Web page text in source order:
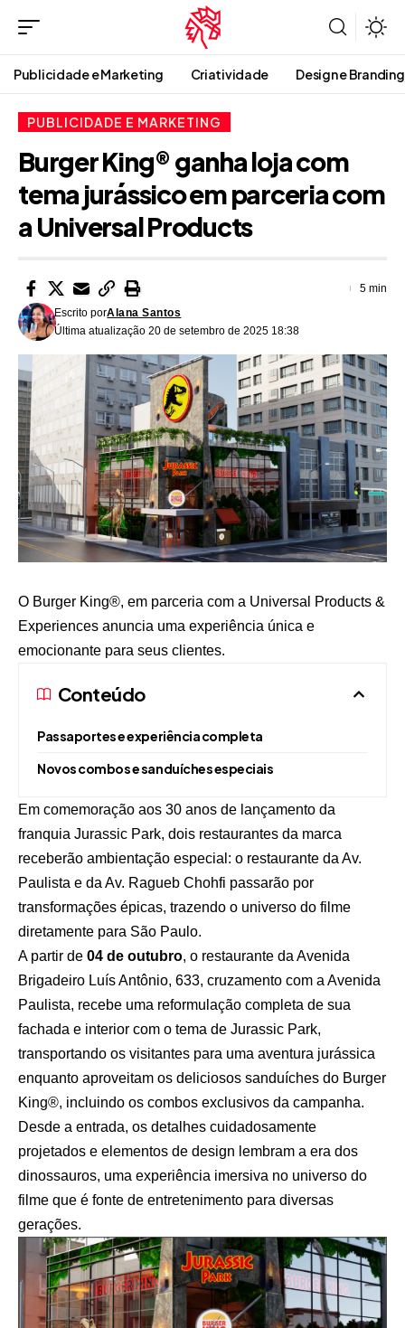
Publicidade e Marketing Criatividade Design e Branding
PUBLICIDADE E MARKETING
Burger King® ganha loja com
tema jurássico em parceria com
a Universal Products
Última atualização 20 de setembro de 2025 18:38
Escrito porAlana Santos
5 min
O Burger King®, em parceria com a Universal Products &
Experiences anuncia uma experiência única e
emocionante para seus clientes.
Conteúdo
Passaportes e experiência completa
Novos combos e sanduíches especiais
Em comemoração aos 30 anos de lançamento da
franquia Jurassic Park, dois restaurantes da marca
receberão ambientação especial: o restaurante da Av.
Paulista e da Av. Ragueb Chohfi passarão por
transformações épicas, trazendo o universo do filme
diretamente para São Paulo.
A partir de 04 de outubro, o restaurante da Avenida
Brigadeiro Luís Antônio, 633, cruzamento com a Avenida
Paulista, recebe uma reformulação completa de sua
fachada e interior com o tema de Jurassic Park,
transportando os visitantes para uma aventura jurássica
enquanto aproveitam os deliciosos sanduíches do Burger
King®, incluindo os combos exclusivos da campanha.
Desde a entrada, os detalhes cuidadosamente
projetados e elementos de design lembram a era dos
dinossauros, uma experiência imersiva no universo do
filme que é fonte de entretenimento para diversas
gerações.